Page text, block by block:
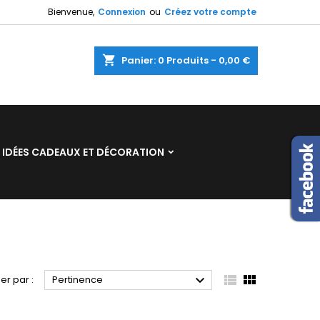
Bienvenue, Connexion ou Créez votre compte
shopping_cart Panier: 0 Produits - 0,00 €
IDÉES CADEAUX ET DÉCORATION
par : Pertinence   